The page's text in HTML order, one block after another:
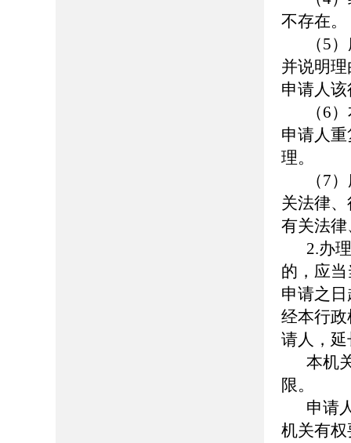
不存在。
（5
并说明
申请人
（6
申请人
理。
（7
关法律
有关法
2.办
的，应
申请之
经本行
请人，
本机
限。
申请
机关有